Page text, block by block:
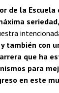
de la Escuela
también con
que ha
para
en este